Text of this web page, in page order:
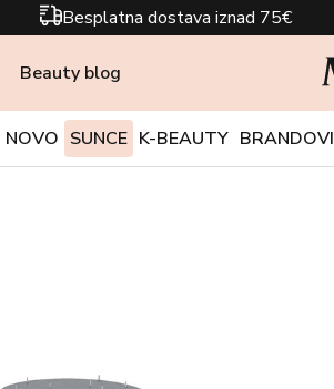
Besplatna dostava iznad 75€
Beauty blog
NOVO SUNCE K-BEAUTY BRANDOVI